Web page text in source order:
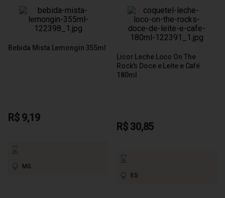
Bebida Mista Lemongin 355ml
R$ 9,19
MG
Licor Leche Loco On The
Rock's Doce e Leite e Café
180ml
R$ 30,85
ES